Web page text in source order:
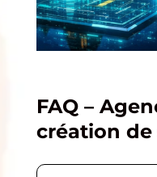
FAQ –
création de